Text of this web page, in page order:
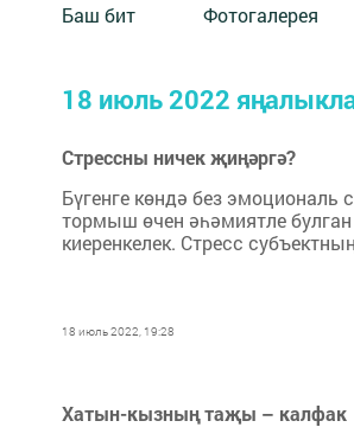
Баш бит Фотогалерея
18 июль 2022
Стрессны ничек җиңәргә?
​​​​​​​Бүгенге көндә без
тормыш өчен әһәмиятле
киеренкелек. Стресс
18 июль 2022, 19:28
Хатын-кызның таҗы – калфак